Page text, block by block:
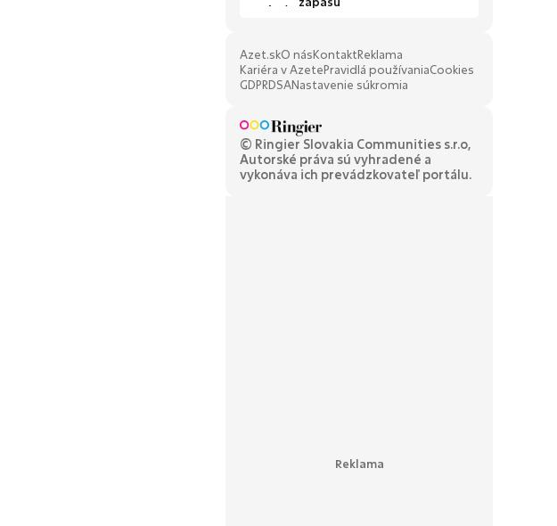
Azet.skO násKontaktReklama
Kariéra v AzetePravidlá používaniaCookies
GDPRDSANastavenie súkromia
© Ringier Slovakia Communities s.r.o,
Autorské práva sú vyhradené a
vykonáva ich prevádzkovateľ portálu.